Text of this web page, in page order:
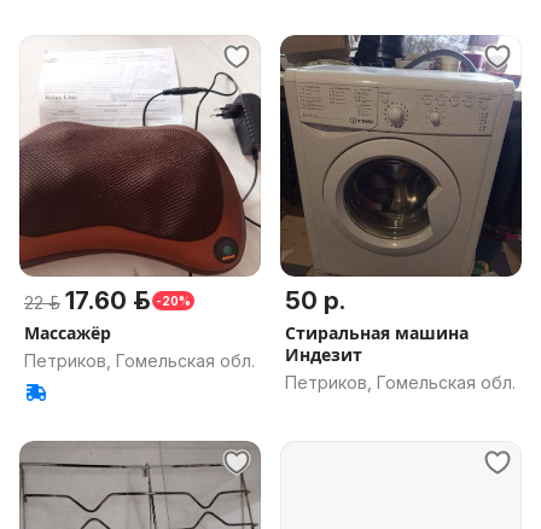
22 р. 17.60 р. -20%
Массажёр
Петриков, Гомельская обл.
50 р.
Стиральная машина
Индезит
Петриков, Гомельская обл.